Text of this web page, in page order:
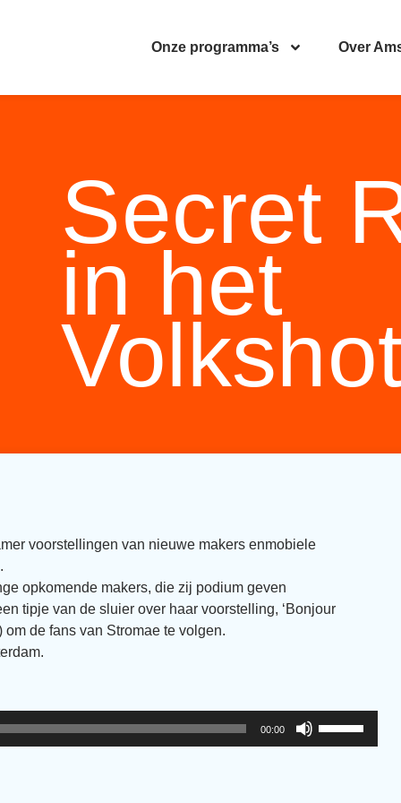
Onze programma’s Over
Secret
in het
voorstellingen van nieuwe makers enmobiele
opkomende makers, die zij podium geven
tipje van de sluier over haar voorstelling, ‘Bonjour
de fans van Stromae te volgen.
00:00